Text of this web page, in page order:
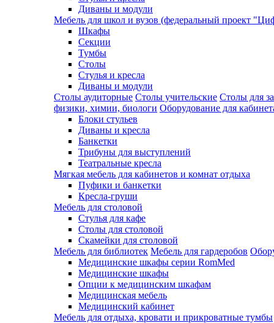
Диваны и модули
Мебель для школ и вузов (федеральный проект
Шкафы
Секции
Тумбы
Столы
Стулья и кресла
Диваны и модули
Столы аудиторные Столы учительские Столы для
физики, химии, биологи Оборудование для
Блоки стульев
Диваны и кресла
Банкетки
Трибуны для выступлений
Театральные кресла
Мягкая мебель для кабинетов и комнат отдыха
Пуфики и банкетки
Кресла-груши
Мебель для столовой
Cтулья для кафе
Cтолы для столовой
Скамейки для столовой
Мебель для библиотек Мебель для гардеробов
Медицинские шкафы серии RomMed
Медицинские шкафы
Опции к медицинским шкафам
Медицинская мебель
Медицинский кабинет
Мебель для отдыха, кровати и прикроватные тумбы